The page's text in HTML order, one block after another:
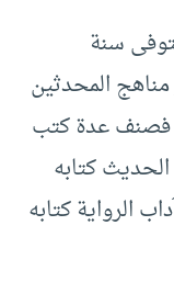
سنة
مناهج المحدثين
فصنف عدة كتب
كتابه
الرواية كتابه